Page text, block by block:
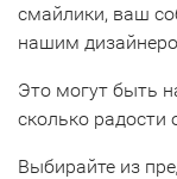
смайлики, ваш
нашим
Это могут быть
сколько
Выбирайте из